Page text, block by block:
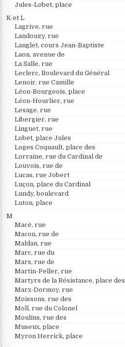
Jules-Lobet, place
K et L
Lagrive, rue
Landouzy, rue
Langlet, cours Jean-Baptiste
Laon, avenue de
La Salle, rue
Leclerc, Boulevard du Général
Lenoir, rue Camille
Léon-Bourgeois, place
Léon-Hourlier, rue
Lesage, rue
Libergier, rue
Linguet, rue
Lobet, place Jules
Loges Coquault, place des
Lorraine, rue du Cardinal de
Louvois, rue de
Lucas, rue Jobert
Luçon, place du Cardinal
Lundy, boulevard
Luton, place
M
Macé, rue
Macon, rue de
Maldan, rue
Marc, rue du
Mars, rue de
Martin-Peller, rue
Martyrs de la Résistance, place des
Marx-Dormoy, rue
Moissons, rue des
Moll, rue du Colonel
Moulins, rue des
Museux, place
Myron Herrick, place